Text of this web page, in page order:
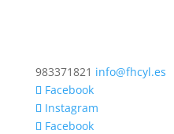
983371821 info@fhcyl.es
Facebook
Instagram
Facebook